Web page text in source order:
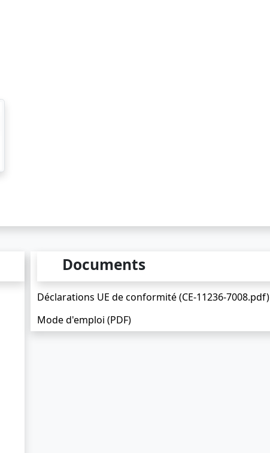
Documents
Déclarations UE de conformité (CE-11236-7008.pdf)
Mode d'emploi (PDF)